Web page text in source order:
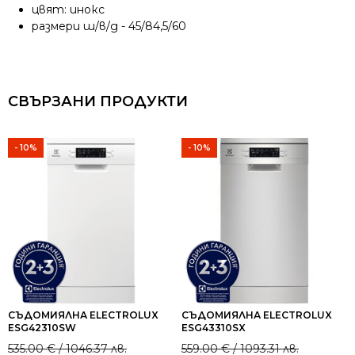
цвят: инокс
размери ш/в/д - 45/84,5/60
СВЪРЗАНИ ПРОДУКТИ
- 10%
СЪДОМИЯЛНА ELECTROLUX
ESG42310SW
535.00€/ 1046.37 лв.
Original
Current
- 10%
СЪДОМИЯЛНА ELECTROLUX
ESG43310SX
559.00€/ 1093.31 лв.
Original
Current